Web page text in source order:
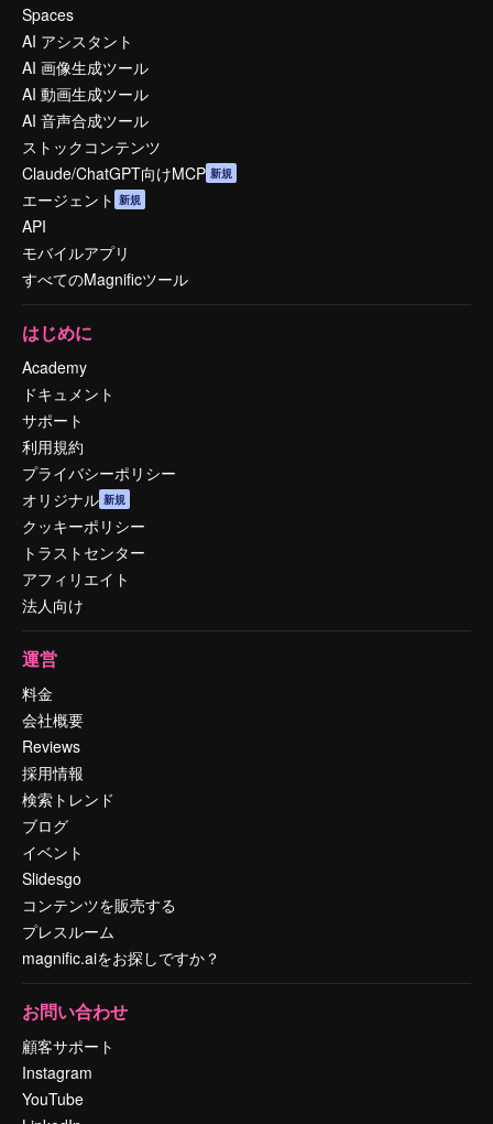
Spaces
AI アシスタント
AI 画像生成ツール
AI 動画生成ツール
AI 音声合成ツール
ストックコンテンツ
Claude/ChatGPT向けMCP 新規
エージェント 新規
API
モバイルアプリ
すべてのMagnificツール
はじめに
Academy
ドキュメント
サポート
利用規約
プライバシーポリシー
オリジナル 新規
クッキーポリシー
トラストセンター
アフィリエイト
法人向け
運営
料金
会社概要
Reviews
採用情報
検索トレンド
ブログ
イベント
Slidesgo
コンテンツを販売する
プレスルーム
magnific.aiをお探しですか？
お問い合わせ
顧客サポート
Instagram
YouTube